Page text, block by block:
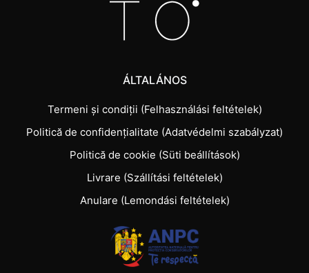
ÁLTALÁNOS
Termeni și condiții (Felhasználási feltételek)
Politică de confidențialitate (Adatvédelmi szabályzat)
Politică de cookie (Süti beállítások)
Livrare (Szállítási feltételek)
Anulare (Lemondási feltételek)